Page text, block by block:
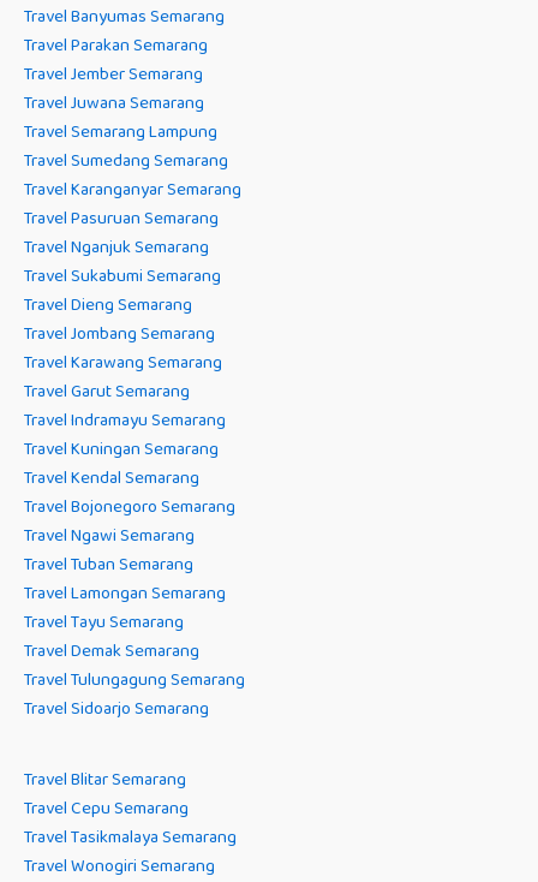
Travel Banyumas Semarang
Travel Parakan Semarang
Travel Jember Semarang
Travel Juwana Semarang
Travel Semarang Lampung
Travel Sumedang Semarang
Travel Karanganyar Semarang
Travel Pasuruan Semarang
Travel Nganjuk Semarang
Travel Sukabumi Semarang
Travel Dieng Semarang
Travel Jombang Semarang
Travel Karawang Semarang
Travel Garut Semarang
Travel Indramayu Semarang
Travel Kuningan Semarang
Travel Kendal Semarang
Travel Bojonegoro Semarang
Travel Ngawi Semarang
Travel Tuban Semarang
Travel Lamongan Semarang
Travel Tayu Semarang
Travel Demak Semarang
Travel Tulungagung Semarang
Travel Sidoarjo Semarang
Travel Blitar Semarang
Travel Cepu Semarang
Travel Tasikmalaya Semarang
Travel Wonogiri Semarang